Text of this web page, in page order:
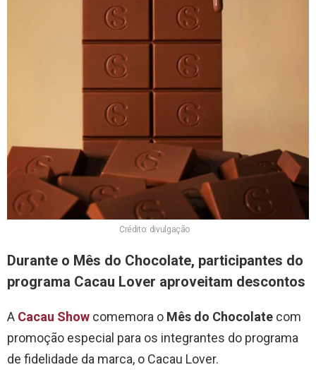
Crédito: divulgação
Durante o Mês do Chocolate, participantes do
programa Cacau Lover aproveitam descontos
A Cacau Show comemora o Mês do Chocolate com
promoção especial para os integrantes do programa
de fidelidade da marca, o Cacau Lover.